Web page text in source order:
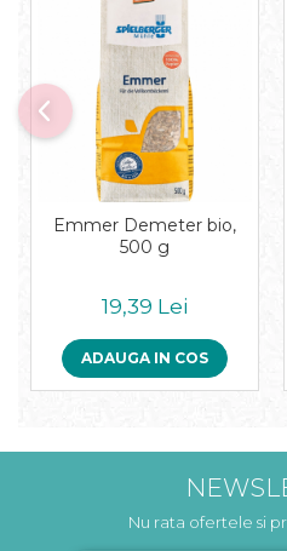
Emmer Demeter bio,
500 g
19,39 Lei
ADAUGA IN COS
Nu rata ofertele si